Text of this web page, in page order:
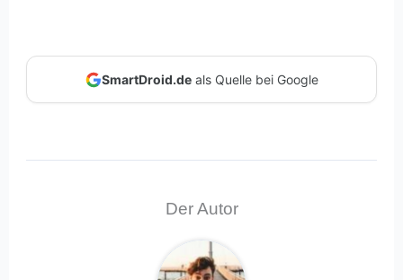
SmartDroid.deals Quelle bei Google
Der Autor